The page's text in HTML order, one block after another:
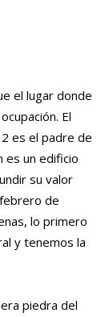
el lugar donde
El
es el padre de
es un edificio
su valor
de
lo primero
y tenemos la
piedra del